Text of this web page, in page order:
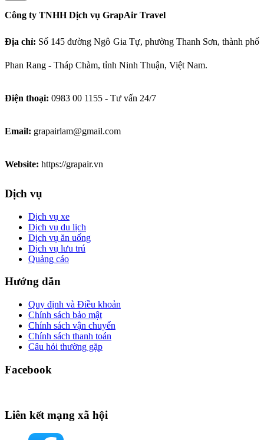
Công ty TNHH Dịch vụ GrapAir Travel
Địa chỉ: Số 145 đường Ngô Gia Tự, phường Thanh Sơn, thành phố
Phan Rang - Tháp Chàm, tỉnh Ninh Thuận, Việt Nam.
Điện thoại: 0983 00 1155 - Tư vấn 24/7
Email: grapairlam@gmail.com
Website: https://grapair.vn
Dịch vụ
Dịch vụ xe
Dịch vụ du lịch
Dịch vụ ăn uống
Dịch vụ lưu trú
Quảng cáo
Hướng dẫn
Quy định và Điều khoản
Chính sách bảo mật
Chính sách vận chuyển
Chính sách thanh toán
Câu hỏi thường gặp
Facebook
Liên kết mạng xã hội